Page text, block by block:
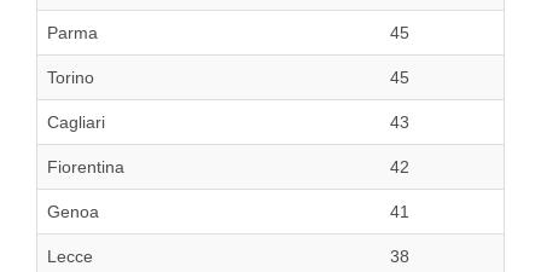
Parma 45
Torino 45
Cagliari 43
Fiorentina 42
Genoa 41
Lecce 38